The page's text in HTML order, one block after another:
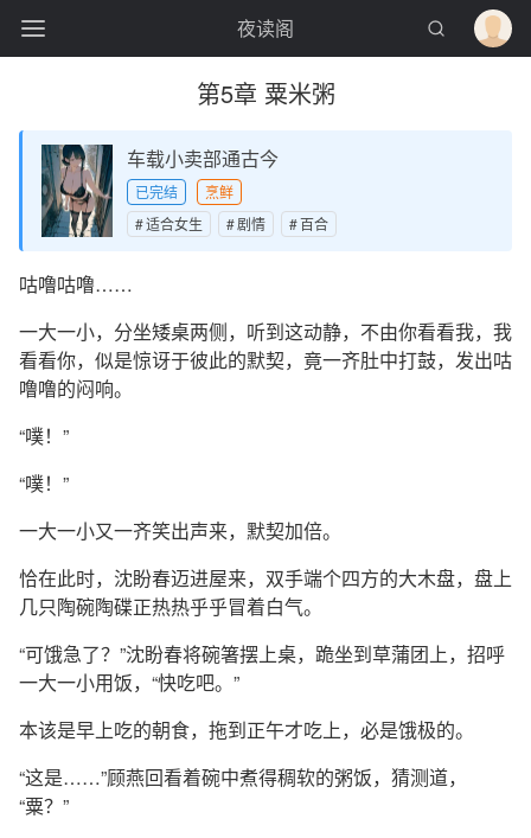
夜读阁
第5章 粟米粥
车载小卖部通古今
已完结
烹鲜
适合女生
剧情 百合
咕噜咕噜……
一大一小，分坐矮桌两侧，听到这动静，不由你看看我，我
看看你，似是惊讶于彼此的默契，竟一齐肚中打鼓，发出咕
噜噜的闷响。
“噗！”
“噗！”
一大一小又一齐笑出声来，默契加倍。
恰在此时，沈盼春迈进屋来，双手端个四方的大木盘，盘上
几只陶碗陶碟正热热乎乎冒着白气。
“可饿急了？”沈盼春将碗箸摆上桌，跪坐到草蒲团上，招呼
一大一小用饭，“快吃吧。”
本该是早上吃的朝食，拖到正午才吃上，必是饿极的。
“这是……”顾燕回看着碗中煮得稠软的粥饭，猜测道，
“粟？”